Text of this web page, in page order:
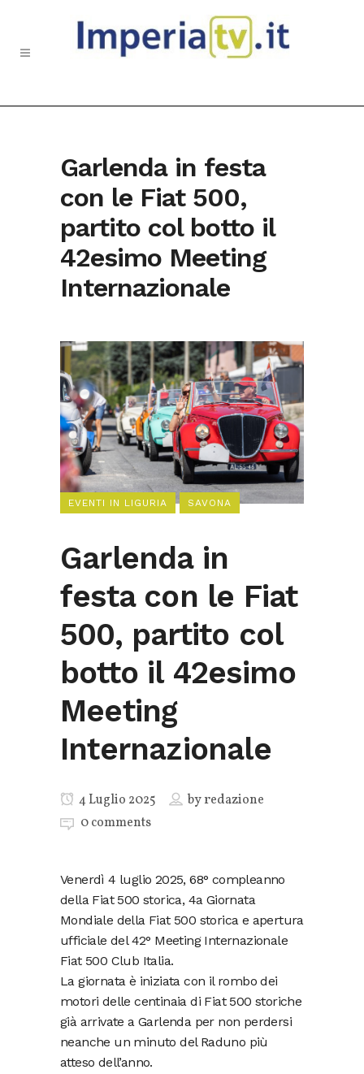
Garlenda in festa
con le Fiat 500,
partito col botto il
42esimo Meeting
Internazionale
EVENTI IN LIGURIA SAVONA
Garlenda in
festa con le Fiat
500, partito col
botto il 42esimo
Meeting
Internazionale
4 Luglio 2025 byredazione
0 comments
Venerdì 4 luglio 2025, 68° compleanno
della Fiat 500 storica, 4a Giornata
Mondiale della Fiat 500 storica e apertura
ufficiale del 42° Meeting Internazionale
Fiat 500 Club Italia.
La giornata è iniziata con il rombo dei
motori delle centinaia di Fiat 500 storiche
già arrivate a Garlenda per non perdersi
neanche un minuto del Raduno più
atteso dell’anno.